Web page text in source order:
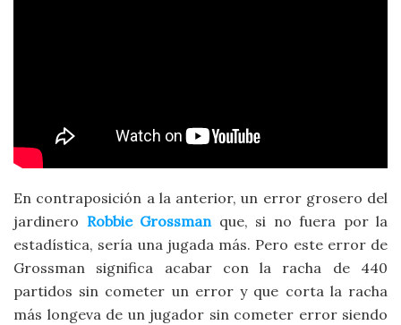
En contraposición a la anterior, un error grosero del
jardinero Robbie Grossmanque, si no fuera por la
estadística, sería una jugada más. Pero este error de
Grossman significa acabar con la racha de 440
partidos sin cometer un error y que corta la racha
más longeva de un jugador sin cometer error siendo